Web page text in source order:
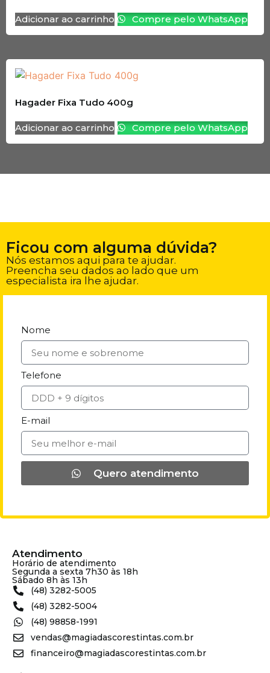
Adicionar ao carrinho Compre pelo WhatsApp
Hagader Fixa Tudo 400g
Adicionar ao carrinho Compre pelo WhatsApp
Ficou com alguma dúvida?
Nós estamos aqui para te ajudar.
Preencha seu dados ao lado que um
especialista ira lhe ajudar.
Nome
Telefone
E-mail
Quero atendimento
Atendimento
Horário de atendimento
Segunda a sexta 7h30 às 18h
Sábado 8h às 13h
(48) 3282-5005
(48) 3282-5004
(48) 98858-1991
vendas@magiadascorestintas.com.br
financeiro@magiadascorestintas.com.br